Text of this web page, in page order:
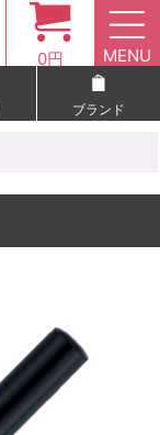
0円 MENU
ブランド